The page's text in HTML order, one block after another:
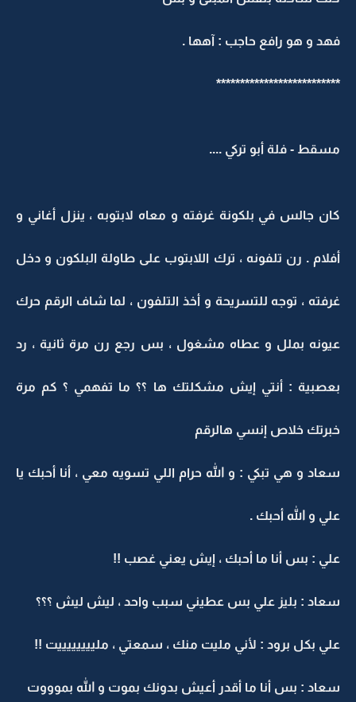
فهد و هو رافع حاجب : آهها .
**************************
مسقط - فلة أبو تركي ....
كان جالس في بلكونة غرفته و معاه لابتوبه ، ينزل أغاني و
أفلام . رن تلفونه ، ترك اللابتوب على طاولة البلكون و دخل
غرفته ، توجه للتسريحة و أخذ التلفون ، لما شاف الرقم حرك
عيونه بملل و عطاه مشغول ، بس رجع رن مرة ثانية ، رد
بعصبية : أنتي إيش مشكلتك ها ؟؟ ما تفهمي ؟ كم مرة
خبرتك خلاص إنسي هالرقم
سعاد و هي تبكي : و الله حرام اللي تسويه معي ، أنا أحبك يا
علي و الله أحبك .
علي : بس أنا ما أحبك ، إيش يعني غصب !!
سعاد : بليز علي بس عطيني سبب واحد ، ليش ليش ؟؟؟
علي بكل برود : لأني مليت منك ، سمعتي ، ملييييييييت !!
سعاد : بس أنا ما أقدر أعيش بدونك بموت و الله بموووت